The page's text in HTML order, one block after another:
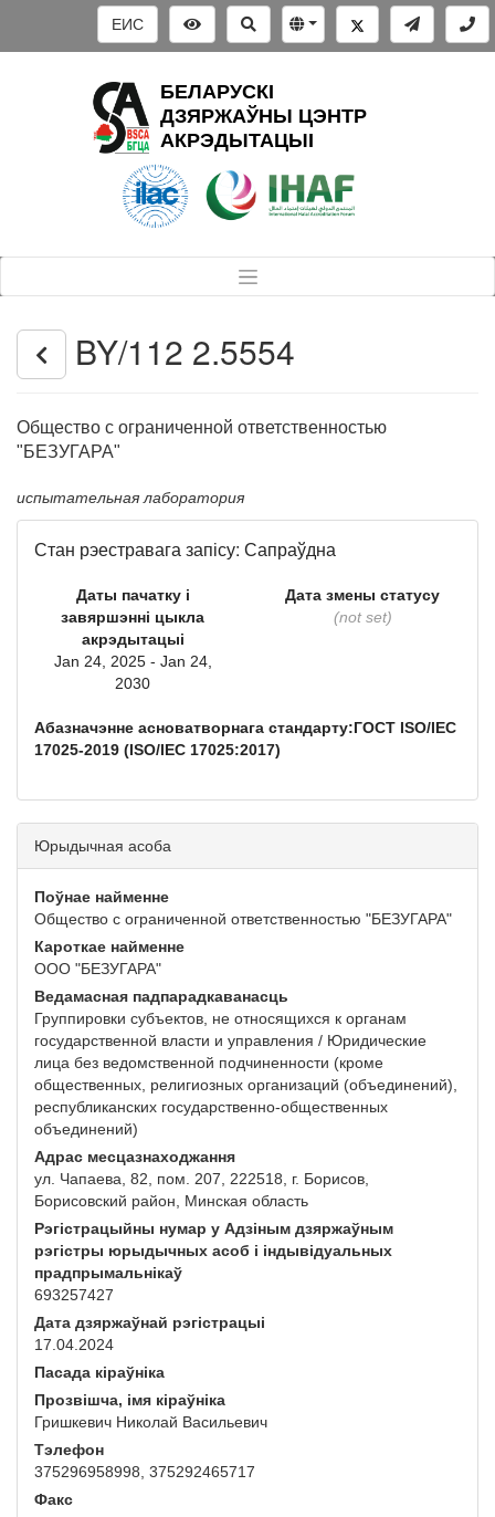
ЕИС
БЕЛАРУСКІ
ДЗЯРЖАЎНЫ ЦЭНТР
АКРЭДЫТАЦЫІ
BY/112 2.5554
Общество с ограниченной ответственностью
"БЕЗУГАРА"
испытательная лаборатория
Стан рэестравага запісу: Сапраўдна
Даты пачатку і
завяршэнні цыкла
акрэдытацыі
Jan 24, 2025 - Jan 24,
2030
Дата змены статусу
(not set)
Абазначэнне асноватворнага стандарту:ГОСТ ISO/IEC
17025-2019 (ISO/IEC 17025:2017)
Юрыдычная асоба
Поўнае найменне
Общество с ограниченной ответственностью "БЕЗУГАРА"
Кароткае найменне
ООО "БЕЗУГАРА"
Ведамасная падпарадкаванасць
Группировки субъектов, не относящихся к органам
государственной власти и управления / Юридические
лица без ведомственной подчиненности (кроме
общественных, религиозных организаций (объединений),
республиканских государственно-общественных
объединений)
Адрас месцазнаходжання
ул. Чапаева, 82, пом. 207, 222518, г. Борисов,
Борисовский район, Минская область
Рэгістрацыйны нумар у Адзіным дзяржаўным
рэгістры юрыдычных асоб і індывідуальных
прадпрымальнікаў
693257427
Дата дзяржаўнай рэгістрацыі
17.04.2024
Пасада кіраўніка
Прозвішча, імя кіраўніка
Гришкевич Николай Васильевич
Тэлефон
375296958998, 375292465717
Факс